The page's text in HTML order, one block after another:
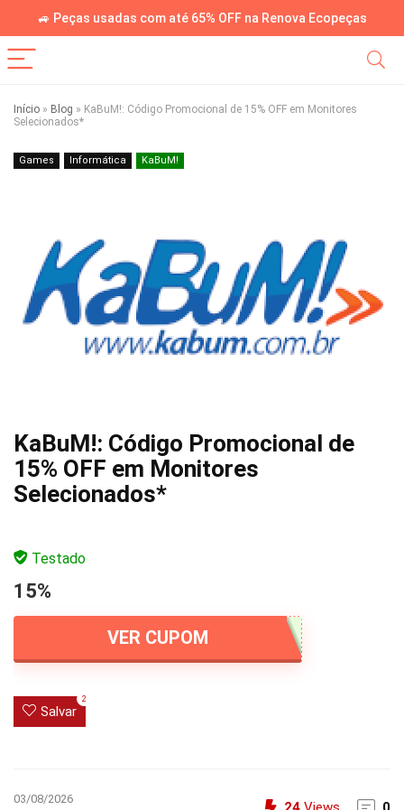
🚙 Peças usadas com até 65% OFF na Renova Ecopeças
Início » Blog » KaBuM!: Código Promocional de 15% OFF em Monitores
Selecionados*
Games Informática KaBuM!
KaBuM!: Código Promocional de
15% OFF em Monitores
Selecionados*
Testado
15%
VER CUPOM
Salvar
2
03/08/2026